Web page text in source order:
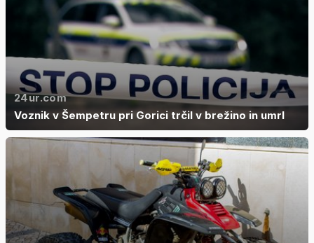
24ur.com
Voznik v Šempetru pri Gorici trčil v brežino in umrl